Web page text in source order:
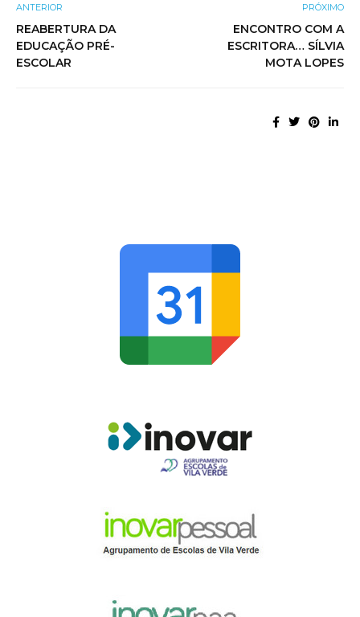
ANTERIOR
REABERTURA DA
EDUCAÇÃO PRÉ-
ESCOLAR
PRÓXIMO
ENCONTRO COM A
ESCRITORA… SÍLVIA
MOTA LOPES